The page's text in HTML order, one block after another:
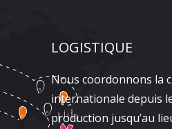
LOGISTIQUE
Nous coordonnons la
internationale depuis
production jusqu’au